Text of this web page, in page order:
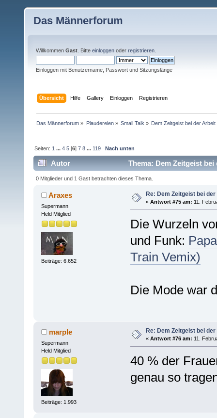
Das Männerforum
Willkommen Gast . Bitte einloggen oder registrieren
Einloggen mit Benutzername, Passwort und Sitzungslänge
Übersicht Hilfe Gallery Einloggen Registrieren
Das Männerforum » Plaudereien» Small Talk » Dem Zeitgeist bei der
Seiten: 1 ...4 5 [6]7 8 ... 119 Nach unten
Autor Thema: Dem Zeitgeist
0 Mitglieder und 1 Gast betrachten dieses Thema.
Araxes
Supermann
Held Mitglied
Beiträge: 6.652
Re: Dem Zeitgeist bei
« Antwort #75 am: 11.
Die Wurzeln
und Funk:
Train Vemix)
Die Mode war
marple
Supermann
Held Mitglied
Beiträge: 1.993
Re: Dem Zeitgeist bei
« Antwort #76 am: 11.
40 % der
genau so